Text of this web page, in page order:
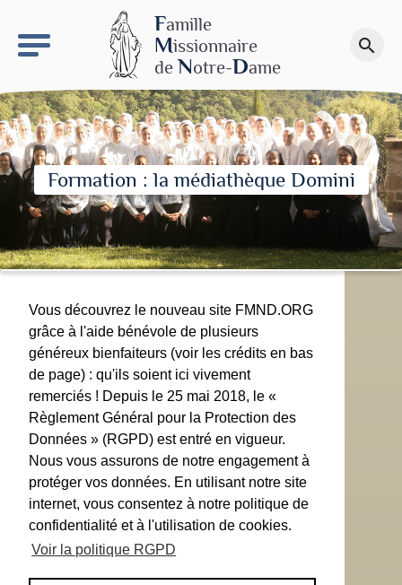
Famille
Missionnaire
de Notre-Dame
search
Faire un don
Formation : la médiathèque Domini
Vous découvrez le nouveau site FMND.ORG
grâce à l'aide bénévole de plusieurs
généreux bienfaiteurs (voir les crédits en bas
de page) : qu'ils soient ici vivement
remerciés ! Depuis le 25 mai 2018, le «
Règlement Général pour la Protection des
Données » (RGPD) est entré en vigueur.
Nous vous assurons de notre engagement à
protéger vos données. En utilisant notre site
internet, vous consentez à notre politique de
confidentialité et à l'utilisation de cookies.
Voir la politique RGPD